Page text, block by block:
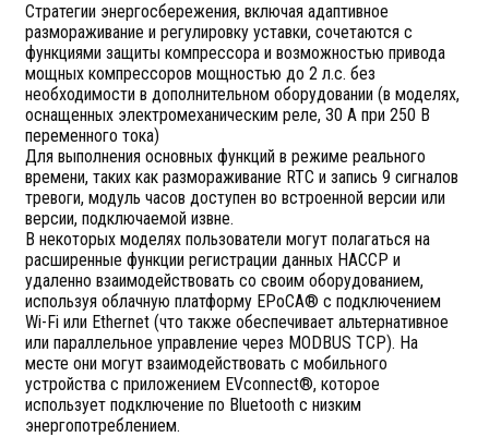
Стратегии энергосбережения, включая адаптивное
размораживание и регулировку уставки, сочетаются с
функциями защиты компрессора и возможностью привода
мощных компрессоров мощностью до 2 л.с. без
необходимости в дополнительном оборудовании (в моделях,
оснащенных электромеханическим реле, 30 А при 250 В
переменного тока)
Для выполнения основных функций в режиме реального
времени, таких как размораживание RTC и запись 9 сигналов
тревоги, модуль часов доступен во встроенной версии или
версии, подключаемой извне.
В некоторых моделях пользователи могут полагаться на
расширенные функции регистрации данных HACCP и
удаленно взаимодействовать со своим оборудованием,
используя облачную платформу EPoCA® с подключением
Wi-Fi или Ethernet (что также обеспечивает альтернативное
или параллельное управление через MODBUS TCP). На
месте они могут взаимодействовать с мобильного
устройства с приложением EVconnect®, которое
использует подключение по Bluetooth с низким
энергопотреблением.